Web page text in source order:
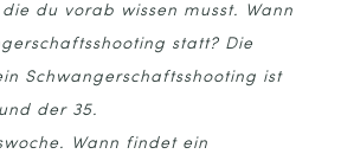
du vorab wissen musst. Wann
statt? Die
Schwangerschaftsshooting ist
der 35.
Wann findet ein